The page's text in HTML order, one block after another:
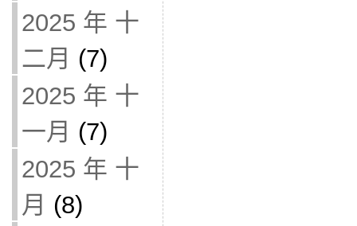
2025 年 十
二月 (7)
2025 年 十
一月 (7)
2025 年 十
月 (8)